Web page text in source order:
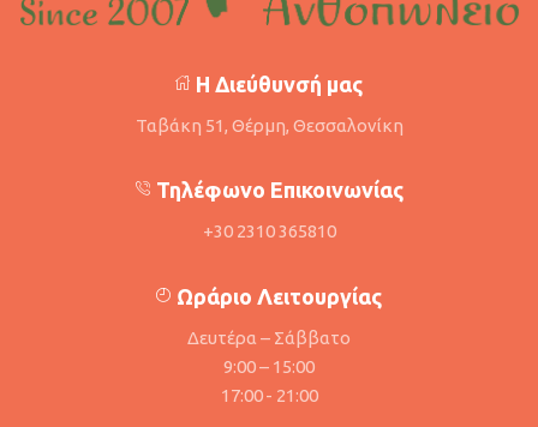
Η Διεύθυνσή μας
Ταβάκη 51, Θέρμη, Θεσσαλονίκη
Τηλέφωνο Επικοινωνίας
+30 2310 365810
Ωράριο Λειτουργίας
Δευτέρα – Σάββατο
9:00 – 15:00
17:00 - 21:00